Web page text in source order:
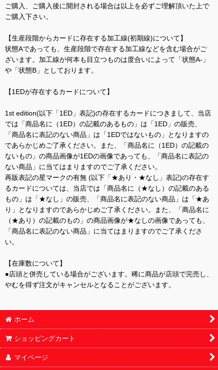
ご購入、ご購入後に開封される場合は以上を必ずご理解頂いた上で
ご購入下さい。
【生産段階からカードに存在する加工線(初期線)について】
状態Aであっても、生産段階で存在する加工線などを含む場合がご
ざいます。加工線が何本も目立つものは度合いによって「状態A-」
や「状態B」としております。
【1EDが存在するカードについて】
1st edition(以下「1ED」表記)の存在するカードにつきまして、当店
では「商品名に（1ED）の記載のあるもの」は「1ED」の販売、
「商品名に表記のない商品」は「1EDではないもの」となりますの
であらかじめご了承ください。また、「商品名に（1ED）の記載の
ないもの」の商品画像が1EDの画像であっても、「商品名に表記の
ない商品」に当てはまりますのでご了承ください。
再販表記の星マークの有無 (以下「★あり・★なし」表記)の存在す
るカードについては、当店では「商品名に（★なし）の記載のある
もの」は「★なし」の販売、「商品名に表記のない商品」は「★あ
り」となりますのであらかじめご了承ください。また、「商品名に
（★あり）の記載のもの」の商品画像が★なしの画像であっても、
「商品名に表記のない商品」に当てはまりますのでご了承くださ
い。
【在庫数について】
●店頭と併売している場合がございます。稀に商品が店頭で完売し、
やむを得ず注文がキャンセルとなることがございます。
ホーム
ショッピングカート
マイページ